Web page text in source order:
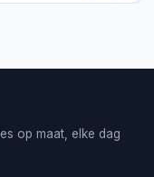
op maat, elke dag